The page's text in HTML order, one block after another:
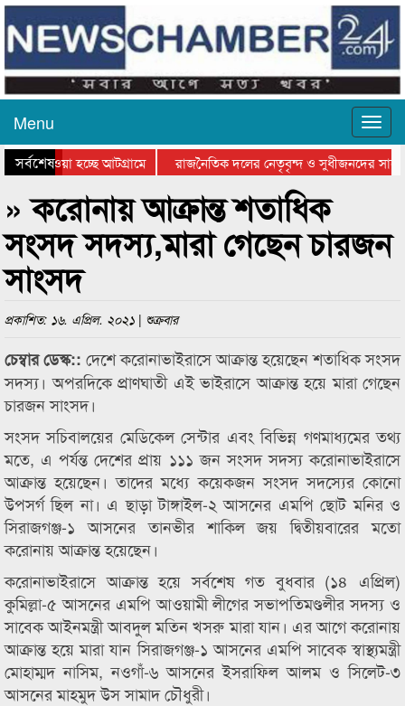
Menu
সর্বশেষ
যাওয়া হচ্ছে আটগ্রামে
রাজনৈতিক দলের নেতৃবৃন্দ ও সুধীজনদের সাথে
সিলেটে বাংলাদেশ গ্রুপ থিয়েটার
» করোনায় আক্রান্ত শতাধিক
সংসদ সদস্য,মারা গেছেন চারজন
সাংসদ
প্রকাশিত: ১৬. এপ্রিল. ২০২১ | শুক্রবার
চেম্বার ডেস্ক:: দেশে করোনাভাইরাসে আক্রান্ত হয়েছেন শতাধিক সংসদ
সদস্য। অপরদিকে প্রাণঘাতী এই ভাইরাসে আক্রান্ত হয়ে মারা গেছেন
চারজন সাংসদ।
সংসদ সচিবালয়ের মেডিকেল সেন্টার এবং বিভিন্ন গণমাধ্যমের তথ্য
মতে, এ পর্যন্ত দেশের প্রায় ১১১ জন সংসদ সদস্য করোনাভাইরাসে
আক্রান্ত হয়েছেন। তাদের মধ্যে কয়েকজন সংসদ সদস্যের কোনো
উপসর্গ ছিল না। এ ছাড়া টাঙ্গাইল-২ আসনের এমপি ছোট মনির ও
সিরাজগঞ্জ-১ আসনের তানভীর শাকিল জয় দ্বিতীয়বারের মতো
করোনায় আক্রান্ত হয়েছেন।
করোনাভাইরাসে আক্রান্ত হয়ে সর্বশেষ গত বুধবার (১৪ এপ্রিল)
কুমিল্লা-৫ আসনের এমপি আওয়ামী লীগের সভাপতিমণ্ডলীর সদস্য ও
সাবেক আইনমন্ত্রী আবদুল মতিন খসরু মারা যান। এর আগে করোনায়
আক্রান্ত হয়ে মারা যান সিরাজগঞ্জ-১ আসনের এমপি সাবেক স্বাস্থ্যমন্ত্রী
মোহাম্মদ নাসিম, নওগাঁ-৬ আসনের ইসরাফিল আলম ও সিলেট-৩
আসনের মাহমুদ উস সামাদ চৌধুরী।